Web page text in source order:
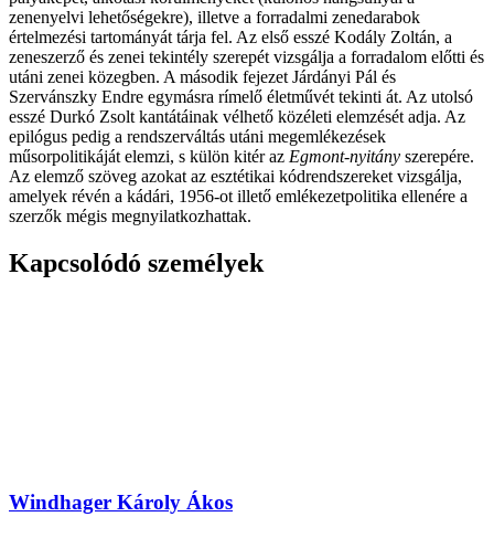
zenenyelvi lehetőségekre), illetve a forradalmi zenedarabok
értelmezési tartományát tárja fel. Az első esszé Kodály Zoltán, a
zeneszerző és zenei tekintély szerepét vizsgálja a forradalom előtti és
utáni zenei közegben. A második fejezet Járdányi Pál és
Szervánszky Endre egymásra rímelő életművét tekinti át. Az utolsó
esszé Durkó Zsolt kantátáinak vélhető közéleti elemzését adja. Az
epilógus pedig a rendszerváltás utáni megemlékezések
műsorpolitikáját elemzi, s külön kitér az Egmont-nyitány szerepére.
Az elemző szöveg azokat az esztétikai kódrendszereket vizsgálja,
amelyek révén a kádári, 1956-ot illető emlékezetpolitika ellenére a
szerzők mégis megnyilatkozhattak.
Kapcsolódó személyek
Windhager Károly Ákos